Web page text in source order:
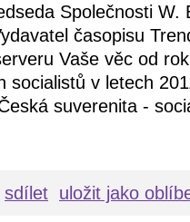
Společnosti W.
časopisu
Vaše věc od
socialistů v letech
suverenita -
sdílet uložit jako